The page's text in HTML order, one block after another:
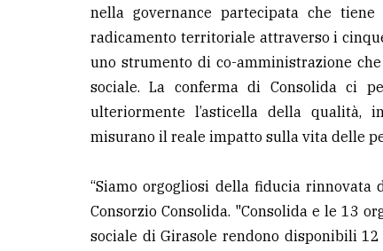
nella governance partecipata che
radicamento territoriale attraverso i
uno strumento di co-amministrazione
sociale. La conferma di Consolida ci
ulteriormente l’asticella della qualità,
misurano il reale impatto sulla vita delle
“Siamo orgogliosi della fiducia rinnovata
Consorzio Consolida. "Consolida e le 13
sociale di Girasole rendono disponibili